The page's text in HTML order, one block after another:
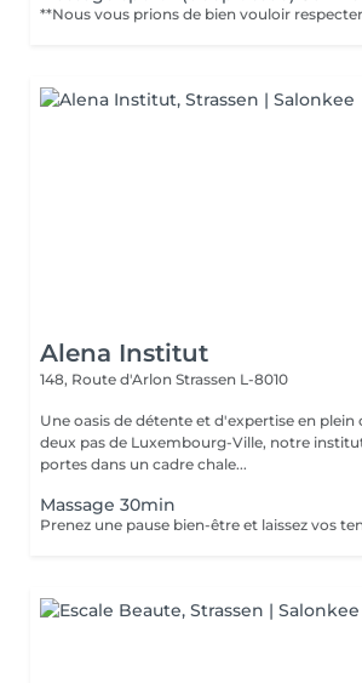
Alena Institut
148, Route d'Arlon Strassen L-8010
Une oasis de détente et d'expertise en plein
deux pas de Luxembourg-Ville, notre
portes dans un cadre chale...
Massage 30min